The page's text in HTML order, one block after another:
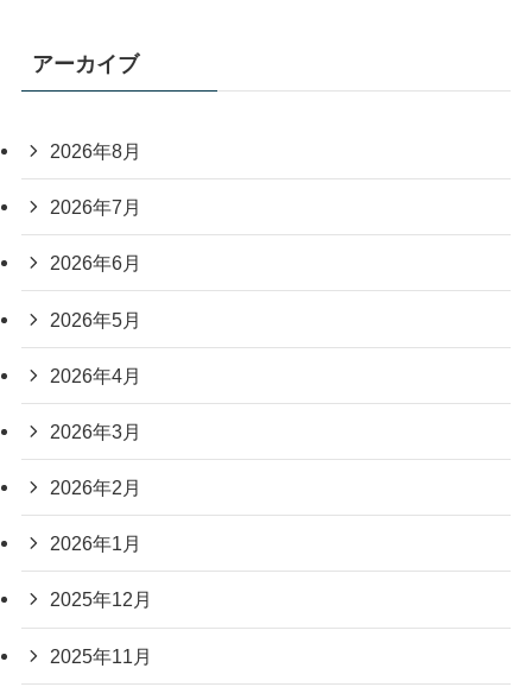
アーカイブ
2026年8月
2026年7月
2026年6月
2026年5月
2026年4月
2026年3月
2026年2月
2026年1月
2025年12月
2025年11月